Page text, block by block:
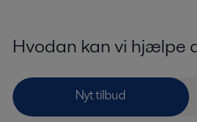
Hvodan kan vi hjælpe